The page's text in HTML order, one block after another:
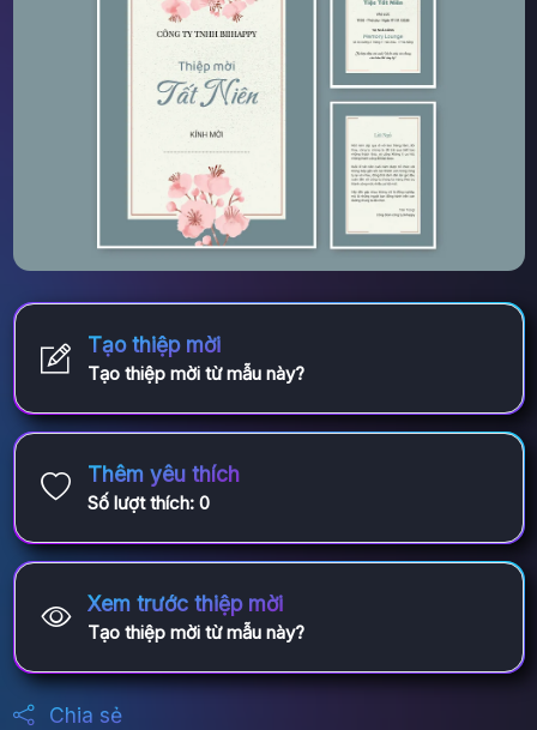
Tạo thiệp mời
Tạo thiệp mời từ mẫu này?
Thêm yêu thích
Số lượt thích: 0
Xem trước thiệp mời
Tạo thiệp mời từ mẫu này?
Chia sẻ